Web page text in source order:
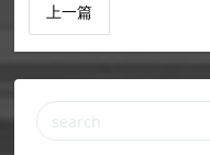
上一篇